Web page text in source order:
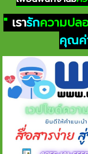
" เรารักความปล
คุณค่